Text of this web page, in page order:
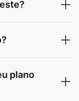
plano